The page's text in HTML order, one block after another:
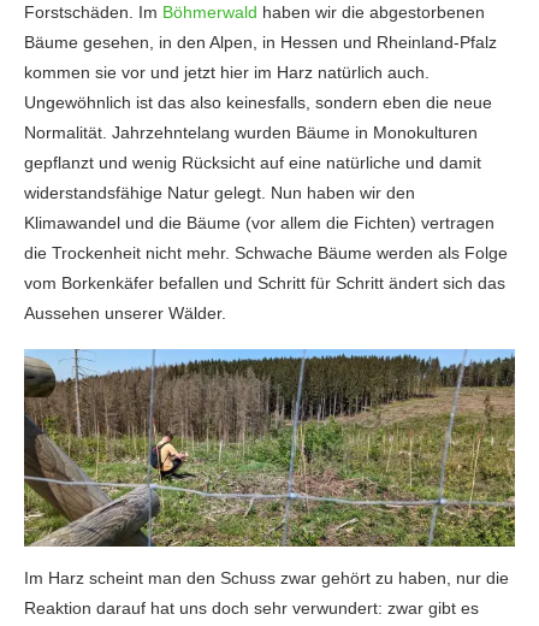
Forstschäden. Im Böhmerwald haben wir die abgestorbenen
Bäume gesehen, in den Alpen, in Hessen und Rheinland-Pfalz
kommen sie vor und jetzt hier im Harz natürlich auch.
Ungewöhnlich ist das also keinesfalls, sondern eben die neue
Normalität. Jahrzehntelang wurden Bäume in Monokulturen
gepflanzt und wenig Rücksicht auf eine natürliche und damit
widerstandsfähige Natur gelegt. Nun haben wir den
Klimawandel und die Bäume (vor allem die Fichten) vertragen
die Trockenheit nicht mehr. Schwache Bäume werden als Folge
vom Borkenkäfer befallen und Schritt für Schritt ändert sich das
Aussehen unserer Wälder.
Im Harz scheint man den Schuss zwar gehört zu haben, nur die
Reaktion darauf hat uns doch sehr verwundert: zwar gibt es